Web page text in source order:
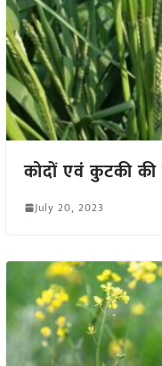
कोदों एवं कुटकी की
July 20, 2023